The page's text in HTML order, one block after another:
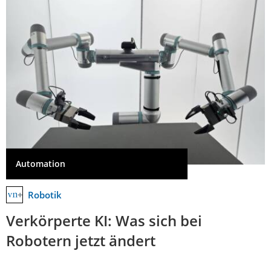
Automation
Robotik
Verkörperte KI: Was sich bei
Robotern jetzt ändert